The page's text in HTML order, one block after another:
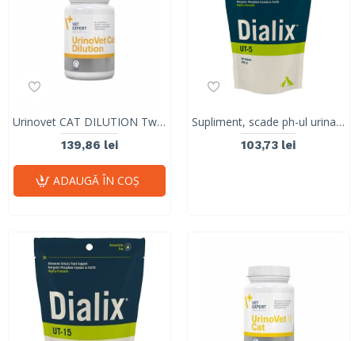
Urinovet CAT DILUTION Twist Off- 45 caps
139,86 lei
ADAUGĂ ÎN COŞ
Supliment, scade ph-ul urinar, DIALIX®UT-5, Vetnova
103,73 lei